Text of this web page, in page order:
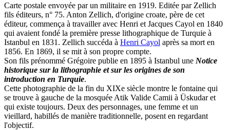
Carte postale envoyée par un militaire en 1919. Editée par Zellich
fils éditeurs, n° 75. Anton Zellich, d'origine croate, père de cet
éditeur, commença à travailler avec Henri et Jacques Cayol en 1840
qui avaient fondé la première presse lithographique de Turquie à
Istanbul en 1831. Zellich succéda à Henri Cayol après sa mort en
1856. En 1869, il se mit à son propre compte.
Son fils prénommé Grégoire publie en 1895 à Istanbul une Notice
historique sur la lithographie et sur les origines de son
introduction en Turquie.
Cette photographie de la fin du XIXe siècle montre le fontaine qui
se trouve à gauche de la mosquée Atik Valide Camii à Üskudar et
qui existe toujours. Deux des personnages, une femme et un
vieillard, habillés de manière traditionnelle, posent en regardant
l'objectif.